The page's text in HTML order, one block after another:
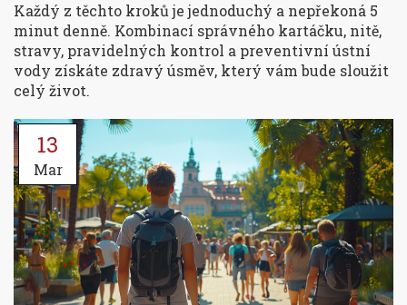
Každý z těchto kroků je jednoduchý a nepřekoná 5
minut denně. Kombinací správného kartáčku, nitě,
stravy, pravidelných kontrol a preventivní ústní
vody získáte zdravý úsměv, který vám bude sloužit
celý život.
13
Mar